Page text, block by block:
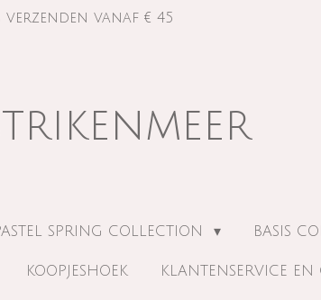
verzenden vanaf € 45
SPRING COLLECTION BASIS
KOOPJESHOEK KLANTENSERVICE